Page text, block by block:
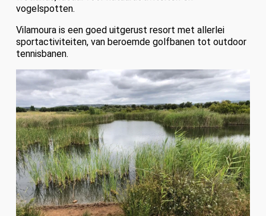
vogelspotten.
Vilamoura is een goed uitgerust resort met allerlei
sportactiviteiten, van beroemde golfbanen tot outdoor
tennisbanen.